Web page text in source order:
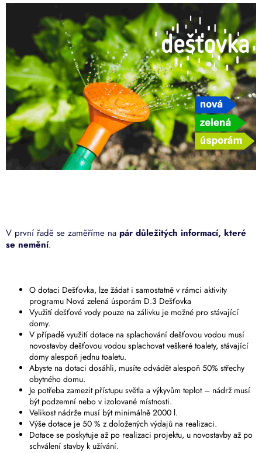
V první řadě se zaměříme na pár důležitých informací, které
se nemění.
O dotaci Dešťovka, lze žádat i samostatně v rámci aktivity
programu Nová zelená úsporám D.3 Dešťovka
Využití dešťové vody pouze na zálivku je možné pro stávající
domy.
V případě využití dotace na splachování dešťovou vodou musí
novostavby dešťovou vodou splachovat veškeré toalety, stávající
domy alespoň jednu toaletu.
Abyste na dotaci dosáhli, musíte odvádět alespoň 50% střechy
obytného domu.
Je potřeba zamezit přístupu světla a výkyvům teplot – nádrž musí
být podzemní nebo v izolované místnosti.
Velikost nádrže musí být minimálně 2000 l.
Výše dotace je 50 % z doložených výdajů na realizaci.
Dotace se poskytuje až po realizaci projektu, u novostavby až po
schválení stavby k užívání.